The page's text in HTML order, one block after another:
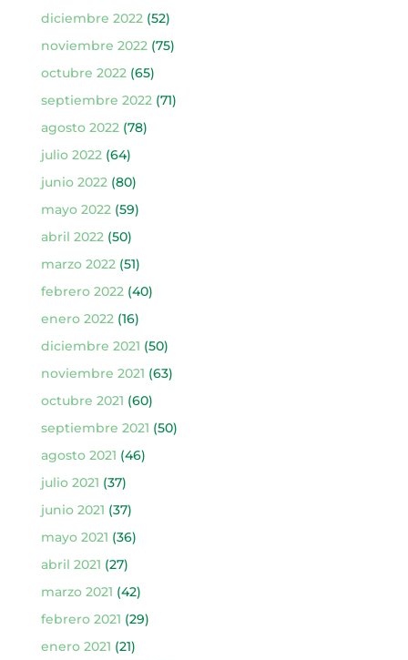
diciembre 2022 (52)
noviembre 2022 (75)
octubre 2022 (65)
septiembre 2022 (71)
agosto 2022 (78)
julio 2022 (64)
junio 2022 (80)
mayo 2022 (59)
abril 2022 (50)
marzo 2022 (51)
febrero 2022 (40)
enero 2022 (16)
diciembre 2021 (50)
noviembre 2021 (63)
octubre 2021 (60)
septiembre 2021 (50)
agosto 2021 (46)
julio 2021 (37)
junio 2021 (37)
mayo 2021 (36)
abril 2021 (27)
marzo 2021 (42)
febrero 2021 (29)
enero 2021 (21)